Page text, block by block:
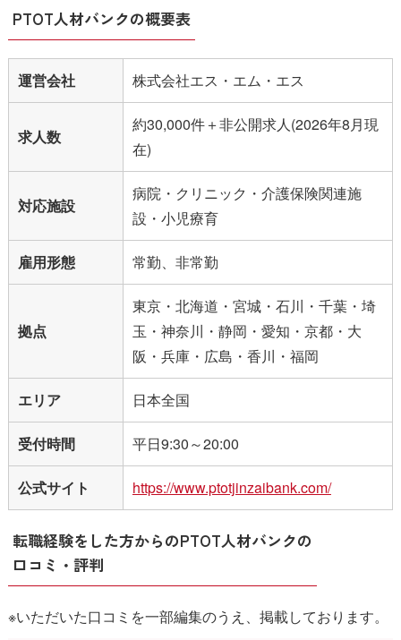
PTOT人材バンクの概要表
運営会社 株式会社エス・エム・エス
求人数
約30,000件＋非公開求人(2026年8月現
在)
対応施設
病院・クリニック・介護保険関連施
設・小児療育
雇用形態 常勤、非常勤
拠点
東京・北海道・宮城・石川・千葉・埼
玉・神奈川・静岡・愛知・京都・大
阪・兵庫・広島・香川・福岡
エリア 日本全国
受付時間 平日9:30～20:00
公式サイト https://www.ptotjinzaibank.com/
転職経験をした方からのPTOT人材バンクの
口コミ・評判
※いただいた口コミを一部編集のうえ、掲載しております。